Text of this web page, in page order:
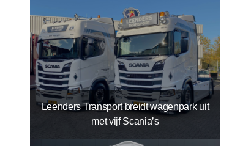
Leenders Transport breidt wagenpark uit
met vijf Scania’s